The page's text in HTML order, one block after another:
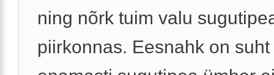
ning nõrk tuim valu
piirkonnas. Eesnahk on